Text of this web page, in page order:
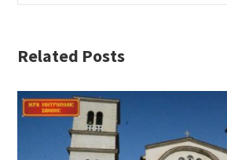
Related Posts